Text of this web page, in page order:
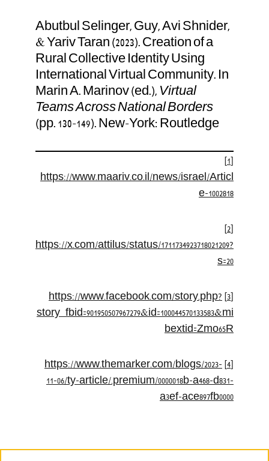
Abutbul Selinger, Guy, Avi Shnider,
& Yariv Taran (2023). Creation of a
Rural Collective Identity Using
International Virtual Community. In
Marin A. Marinov (ed.), Virtual
Teams Across National Borders
(pp. 130-149). New-York: Routledge
[1]
https://www.maariv.co.il/news/israel/Articl
e-1002818
[2]
https://x.com/attilus/status/1711734923718021209?
s=20
[3]
https://www.facebook.com/story.php?
story_fbid=901950507967279&id=100044570133583&mi
bextid=Zmo65R
[4]
https://www.themarker.com/blogs/2023-
11-06/ty-article/.premium/0000018b-a468-d831-
a3ef-ace897fb0000